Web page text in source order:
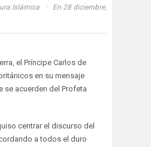
Islámica ·
En 28 diciembre,
el Príncipe Carlos de
en su mensaje
se acuerden del Profeta
centrar el discurso del
a todos el duro